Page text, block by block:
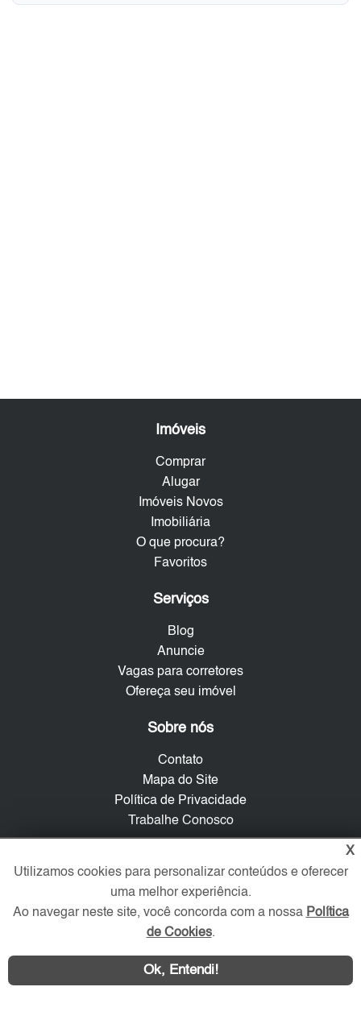
Imóveis
Comprar
Alugar
Imóveis Novos
Imobiliária
O que procura?
Favoritos
Serviços
Blog
Anuncie
Vagas para corretores
Ofereça seu imóvel
Sobre nós
Contato
Mapa do Site
Política de Privacidade
Trabalhe Conosco
Redes Sociais
X
Utilizamos cookies para personalizar conteúdos e oferecer
uma melhor experiência.
Ao navegar neste site, você concorda com a nossa Política
de Cookies.
Ok, Entendi!